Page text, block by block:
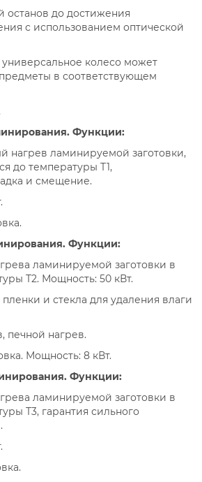
останов до достижения
с использованием оптической
колесо может
в соответствующем
Функции:
нагрев ламинируемой заготовки,
до температуры T1,
и смещение.
Функции:
ламинируемой заготовки в
T2. Мощность: 50 кВт.
и стекла для удаления влаги
печной нагрев.
Мощность: 8 кВт.
Функции:
ламинируемой заготовки в
T3, гарантия сильного